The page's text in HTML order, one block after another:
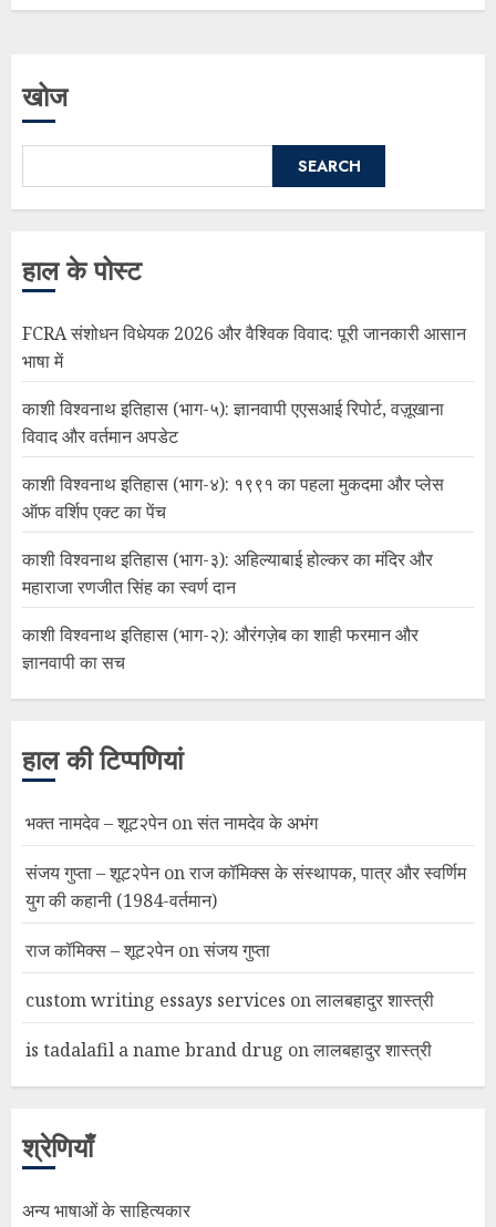
खोज
SEARCH
हाल के पोस्ट
FCRA संशोधन विधेयक 2026 और वैश्विक विवाद: पूरी जानकारी आसान
भाषा में
काशी विश्वनाथ इतिहास (भाग-५): ज्ञानवापी एएसआई रिपोर्ट, वज़ूखाना
विवाद और वर्तमान अपडेट
काशी विश्वनाथ इतिहास (भाग-४): १९९१ का पहला मुकदमा और प्लेस
ऑफ वर्शिप एक्ट का पेंच
काशी विश्वनाथ इतिहास (भाग-३): अहिल्याबाई होल्कर का मंदिर और
महाराजा रणजीत सिंह का स्वर्ण दान
काशी विश्वनाथ इतिहास (भाग-२): औरंगज़ेब का शाही फरमान और
ज्ञानवापी का सच
हाल की टिप्पणियां
भक्त नामदेव – शूट२पेनonसंत नामदेव के अभंग
संजय गुप्ता – शूट२पेनonराज कॉमिक्स के संस्थापक, पात्र और स्वर्णिम
युग की कहानी (1984-वर्तमान)
राज कॉमिक्स – शूट२पेनonसंजय गुप्ता
custom writing essays services onलालबहादुर शास्त्री
is tadalafil a name brand drug onलालबहादुर शास्त्री
श्रेणियाँ
अन्य भाषाओं के साहित्यकार